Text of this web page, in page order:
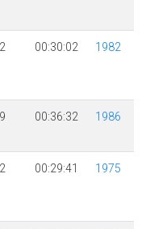
00:30:02 1982
00:36:32 1986
00:29:41 1975